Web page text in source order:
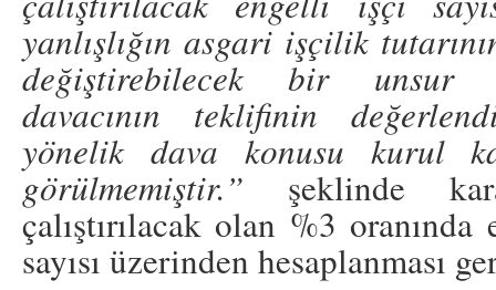
yanlışlığın asgari işçilik
değiştirebilecek bir unsur
davacının teklifinin
yönelik dava konusu kurul
görülmemiştir.” şeklinde
çalıştırılacak olan %3
sayısı üzerinden hesaplanması